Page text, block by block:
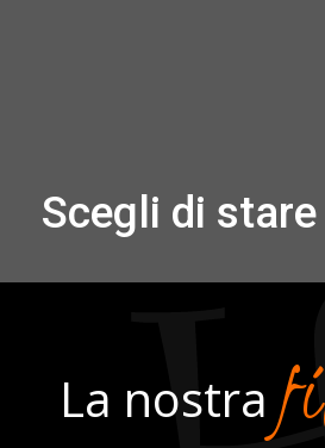
La nostra